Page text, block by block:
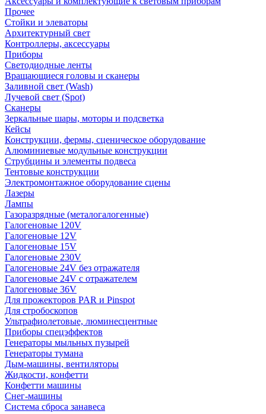
Прочее
Стойки и элеваторы
Архитектурный свет
Контроллеры, аксессуары
Приборы
Светодиодные ленты
Вращающиеся головы и сканеры
Заливной свет (Wash)
Лучевой свет (Spot)
Сканеры
Зеркальные шары, моторы и подсветка
Кейсы
Конструкции, фермы, сценическое оборудование
Алюминиевые модульные конструкции
Струбцины и элементы подвеса
Тентовые конструкции
Электромонтажное оборудование сцены
Лазеры
Лампы
Газоразрядные (металогалогенные)
Галогеновые 120V
Галогеновые 12V
Галогеновые 15V
Галогеновые 230V
Галогеновые 24V без отражателя
Галогеновые 24V с отражателем
Галогеновые 36V
Для прожекторов PAR и Pinspot
Для стробоскопов
Ультрафиолетовые, люминесцентные
Приборы спецэффектов
Генераторы мыльных пузырей
Генераторы тумана
Дым-машины, вентиляторы
Жидкости, конфетти
Конфетти машины
Снег-машины
Система сброса занавеса